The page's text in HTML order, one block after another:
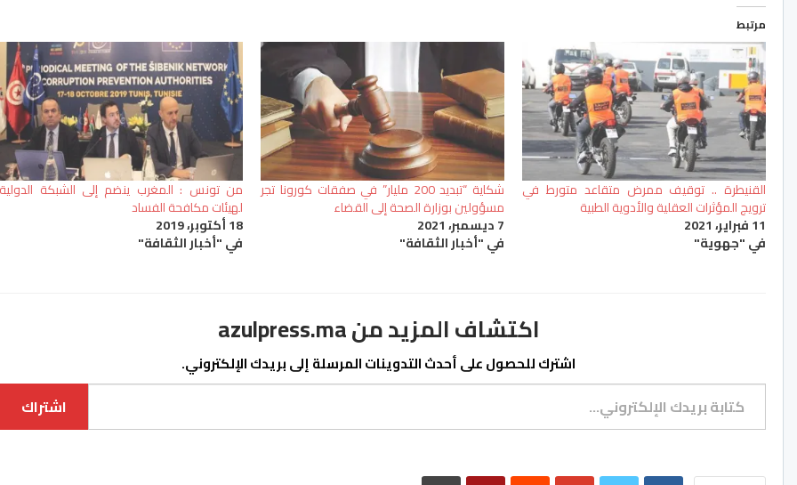
مرتبط
القنيطرة .. توقيف ممرض متقاعد متورط في
ترويج المؤثرات العقلية والأدوية الطبية
11 فبراير، 2021
في "جهوية"
شكاية “تبديد 200 مليار” في صفقات كورونا تجر
مسؤولين بوزارة الصحة إلى القضاء
7 ديسمبر، 2021
في "أخبار الثقافة"
من تونس : المغرب ينضم إلى الشبكة الدولية
لهيئات مكافحة الفساد
18 أكتوبر، 2019
في "أخبار الثقافة"
اكتشاف المزيد من azulpress.ma
اشترك للحصول على أحدث التدوينات المرسلة إلى بريدك الإلكتروني.
كتابة بريدك الإلكتروني...
اشتراك